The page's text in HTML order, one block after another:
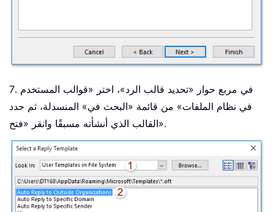
7. في مربع حوار «تحديد قالب الرد»، اختر «قوالب المستخدم
في نظام الملفات» من قائمة «البحث في» المنسدلة، ثم حدد
القالب الذي أنشأته مسبقًا وانقر «فتح».